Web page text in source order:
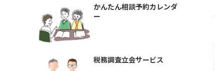
かんたん相談予約カレンダ
ー
税務調査立会サービス